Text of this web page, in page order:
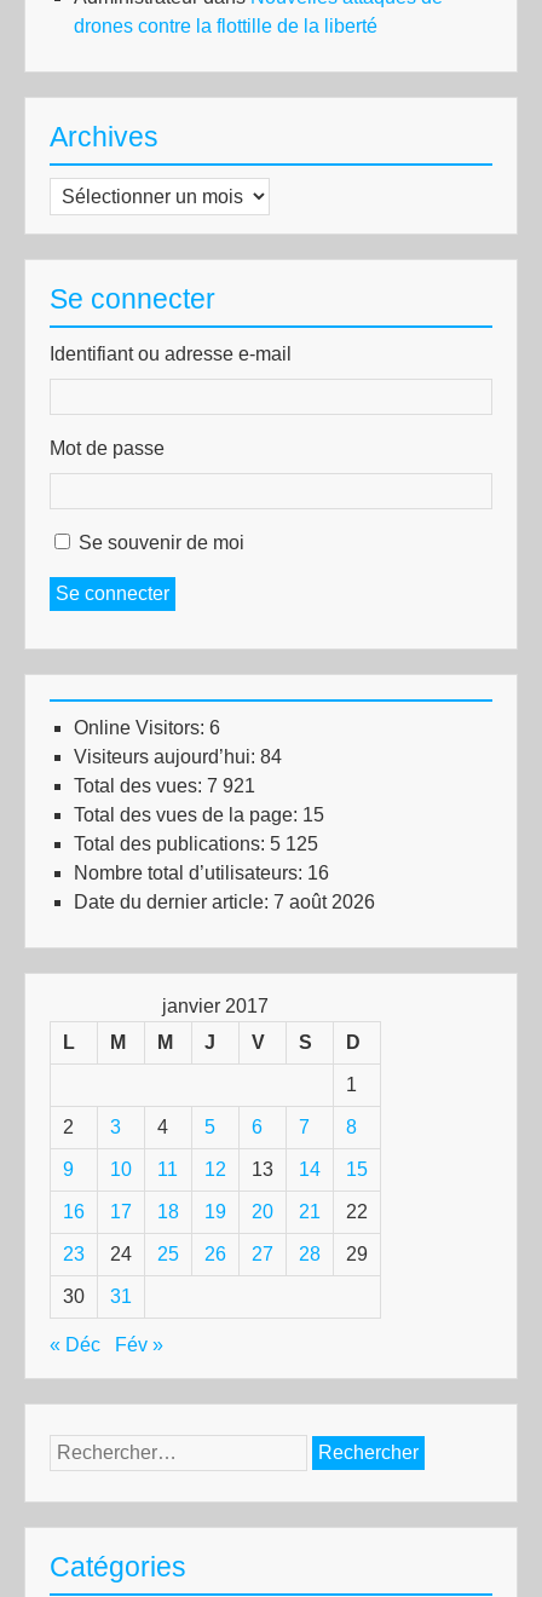
drones contre la flottille de la liberté
Archives
Archives
Se connecter
Identifiant ou adresse e-mail
Mot de passe
Se souvenir de moi
Se connecter
Online Visitors: 6
Visiteurs aujourd’hui: 84
Total des vues: 7 921
Total des vues de la page: 15
Total des publications: 5 125
Nombre total d’utilisateurs: 16
Date du dernier article: 7 août 2026
janvier 2017
L
M M J V S D
1
2 3 4 5 6 7 8
9 10 11 12 13 14 15
16 17 18 19 20 21 22
23 24 25 26 27 28 29
30 31
« Déc Fév »
Rechercher :
Catégories